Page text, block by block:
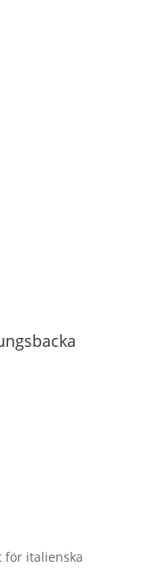
för italienska